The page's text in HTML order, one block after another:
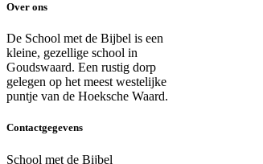
Over ons
De School met de Bijbel is een
kleine, gezellige school in
Goudswaard. Een rustig dorp
gelegen op het meest westelijke
puntje van de Hoeksche Waard.
Contactgegevens
School met de Bijbel